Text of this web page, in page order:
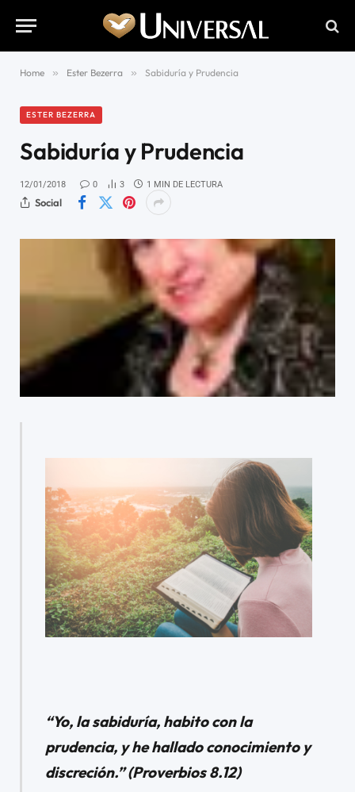
Home » Ester Bezerra » Sabiduría y Prudencia
ESTER BEZERRA
Sabiduría y Prudencia
12/01/2018 0 3 1 MIN DE LECTURA
Social
“Yo, la sabiduría, habito con la
prudencia, y he hallado conocimiento y
discreción.” (Proverbios 8.12)